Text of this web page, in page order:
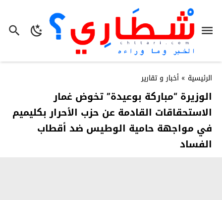
الرئيسية » أخبار و تقارير
الوزيرة “مباركة بوعيدة” تخوض غمار
الاستحقاقات القادمة عن حزب الأحرار بكليميم
في مواجهة حامية الوطيس ضد أقطاب
الفساد